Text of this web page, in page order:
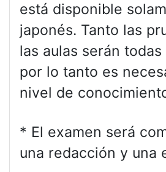
está disponible
japonés. Tanto las
las aulas serán
por lo tanto es
nivel de
* El examen será
una redacción y una